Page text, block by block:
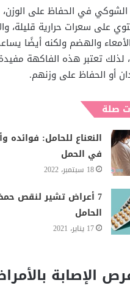
الشوكي في الحفاظ على
على سعرات حرارية قليلة،
والهضم ولكنه أيضًا
لذلك تعتبر هذه الفاكهة
أو الحفاظ على وزنهم.
صلة
النعناع للحامل: فوائده
في الحمل
18 سبتمبر، 2022
7 أعراض تشير لنقص
الحامل
17 يناير، 2021
الإصابة